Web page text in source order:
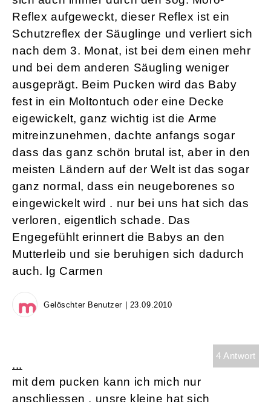
Reflex aufgeweckt, dieser Reflex ist ein
Schutzreflex der Säuglinge und verliert sich
nach dem 3. Monat, ist bei dem einen mehr
und bei dem anderen Säugling weniger
ausgeprägt. Beim Pucken wird das Baby
fest in ein Moltontuch oder eine Decke
eigewickelt, ganz wichtig ist die Arme
mitreinzunehmen, dachte anfangs sogar
dass das ganz schön brutal ist, aber in den
meisten Ländern auf der Welt ist das sogar
ganz normal, dass ein neugeborenes so
eingewickelt wird . nur bei uns hat sich das
verloren, eigentlich schade. Das
Engegefühlt erinnert die Babys an den
Mutterleib und sie beruhigen sich dadurch
auch. lg Carmen
Gelöschter Benutzer | 23.09.2010
4 Antwort
...
mit dem pucken kann ich mich nur
anschliessen . unsre kleine hat sich